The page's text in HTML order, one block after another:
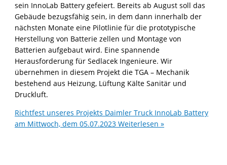
sein InnoLab Battery gefeiert. Bereits ab August soll das
Gebäude bezugsfähig sein, in dem dann innerhalb der
nächsten Monate eine Pilotlinie für die prototypische
Herstellung von Batterie zellen und Montage von
Batterien aufgebaut wird. Eine spannende
Herausforderung für Sedlacek Ingenieure. Wir
übernehmen in diesem Projekt die TGA – Mechanik
bestehend aus Heizung, Lüftung Kälte Sanitär und
Druckluft.
Richtfest unseres Projekts Daimler Truck InnoLab Battery
am Mittwoch, dem 05.07.2023 Weiterlesen »